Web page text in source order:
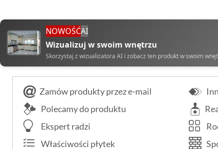
NOWOŚĆAI
Wizualizuj w swoim wnętrzu
Skorzystaj z wizualizatora AI i zobacz ten produkt w swoim
Zamów produkty przez e-mail
Polecamy do produktu
Ekspert radzi
Właściwości płytek